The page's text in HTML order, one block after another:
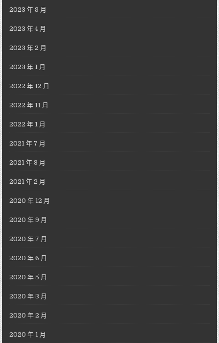
2023 年 8 月
2023 年 4 月
2023 年 2 月
2023 年 1 月
2022 年 12 月
2022 年 11 月
2022 年 1 月
2021 年 7 月
2021 年 3 月
2021 年 2 月
2020 年 12 月
2020 年 9 月
2020 年 7 月
2020 年 6 月
2020 年 5 月
2020 年 3 月
2020 年 2 月
2020 年 1 月